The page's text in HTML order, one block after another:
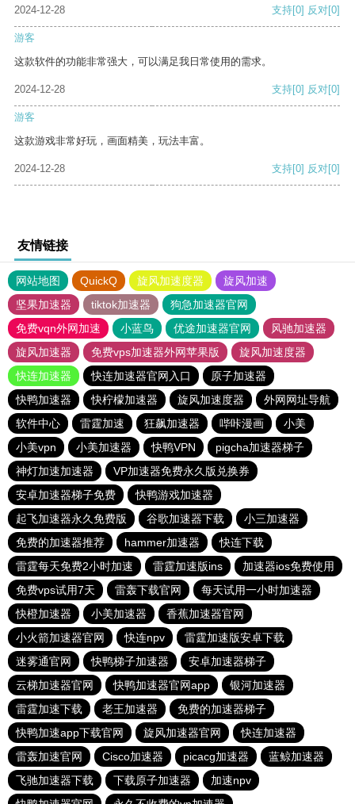
2024-12-28
支持[0] 反对[0]
游客
这款软件的功能非常强大，可以满足我日常使用的需求。
2024-12-28 支持[0] 反对[0]
游客
这款游戏非常好玩，画面精美，玩法丰富。
2024-12-28 支持[0] 反对[0]
友情链接
网站地图 QuickQ 旋风加速度器
旋风加速
坚果加速器
tiktok加速器
狗急加速器官网
免费vqn外网加速
小蓝鸟 优途加速器官网
风驰加速器
旋风加速器
免费vps加速器外网苹果版
旋风加速度器
快连加速器
快连加速器官网入口
原子加速器
快鸭加速器
快柠檬加速器 旋风加速度器
外网网址导航
软件中心
雷霆加速 狂飙加速器 哔咔漫画
小美
小美vpn
小美加速器 快鸭VPN
pigcha加速器梯子
神灯加速加速器
VP加速器免费永久版兑换券
安卓加速器梯子免费
快鸭游戏加速器
起飞加速器永久免费版
谷歌加速器下载
小三加速器
免费的加速器推荐
hammer加速器
快连下载
雷霆每天免费2小时加速
雷霆加速版ins
加速器ios免费使用
免费vps试用7天
雷轰下载官网
每天试用一小时加速器
快橙加速器
小美加速器
香蕉加速器官网
小火箭加速器官网
快连npv
雷霆加速版安卓下载
迷雾通官网
快鸭梯子加速器
安卓加速器梯子
云梯加速器官网
快鸭加速器官网app
银河加速器
雷霆加速下载
老王加速器
免费的加速器梯子
快鸭加速app下载官网
旋风加速器官网
快连加速器
雷轰加速官网
Cisco加速器 picacg加速器
蓝鲸加速器
飞驰加速器下载
下载原子加速器
加速npv